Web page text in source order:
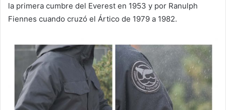
la primera cumbre del Everest en 1953 y por Ranulph
Fiennes cuando cruzó el Ártico de 1979 a 1982.